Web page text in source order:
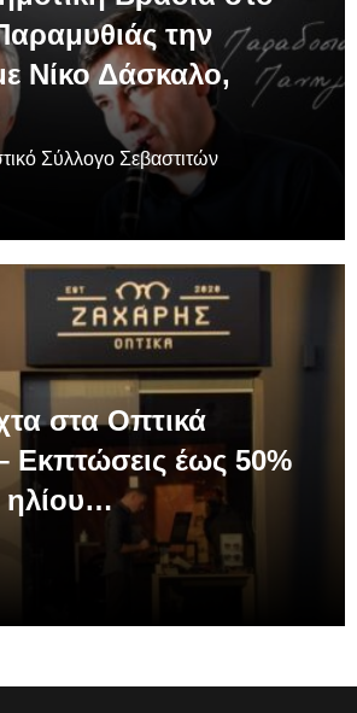
την
Νίκο Δάσκαλο,
Σύλλογο Σεβαστιτών
στα Οπτικά
Εκπτώσεις έως 50%
ηλίου…